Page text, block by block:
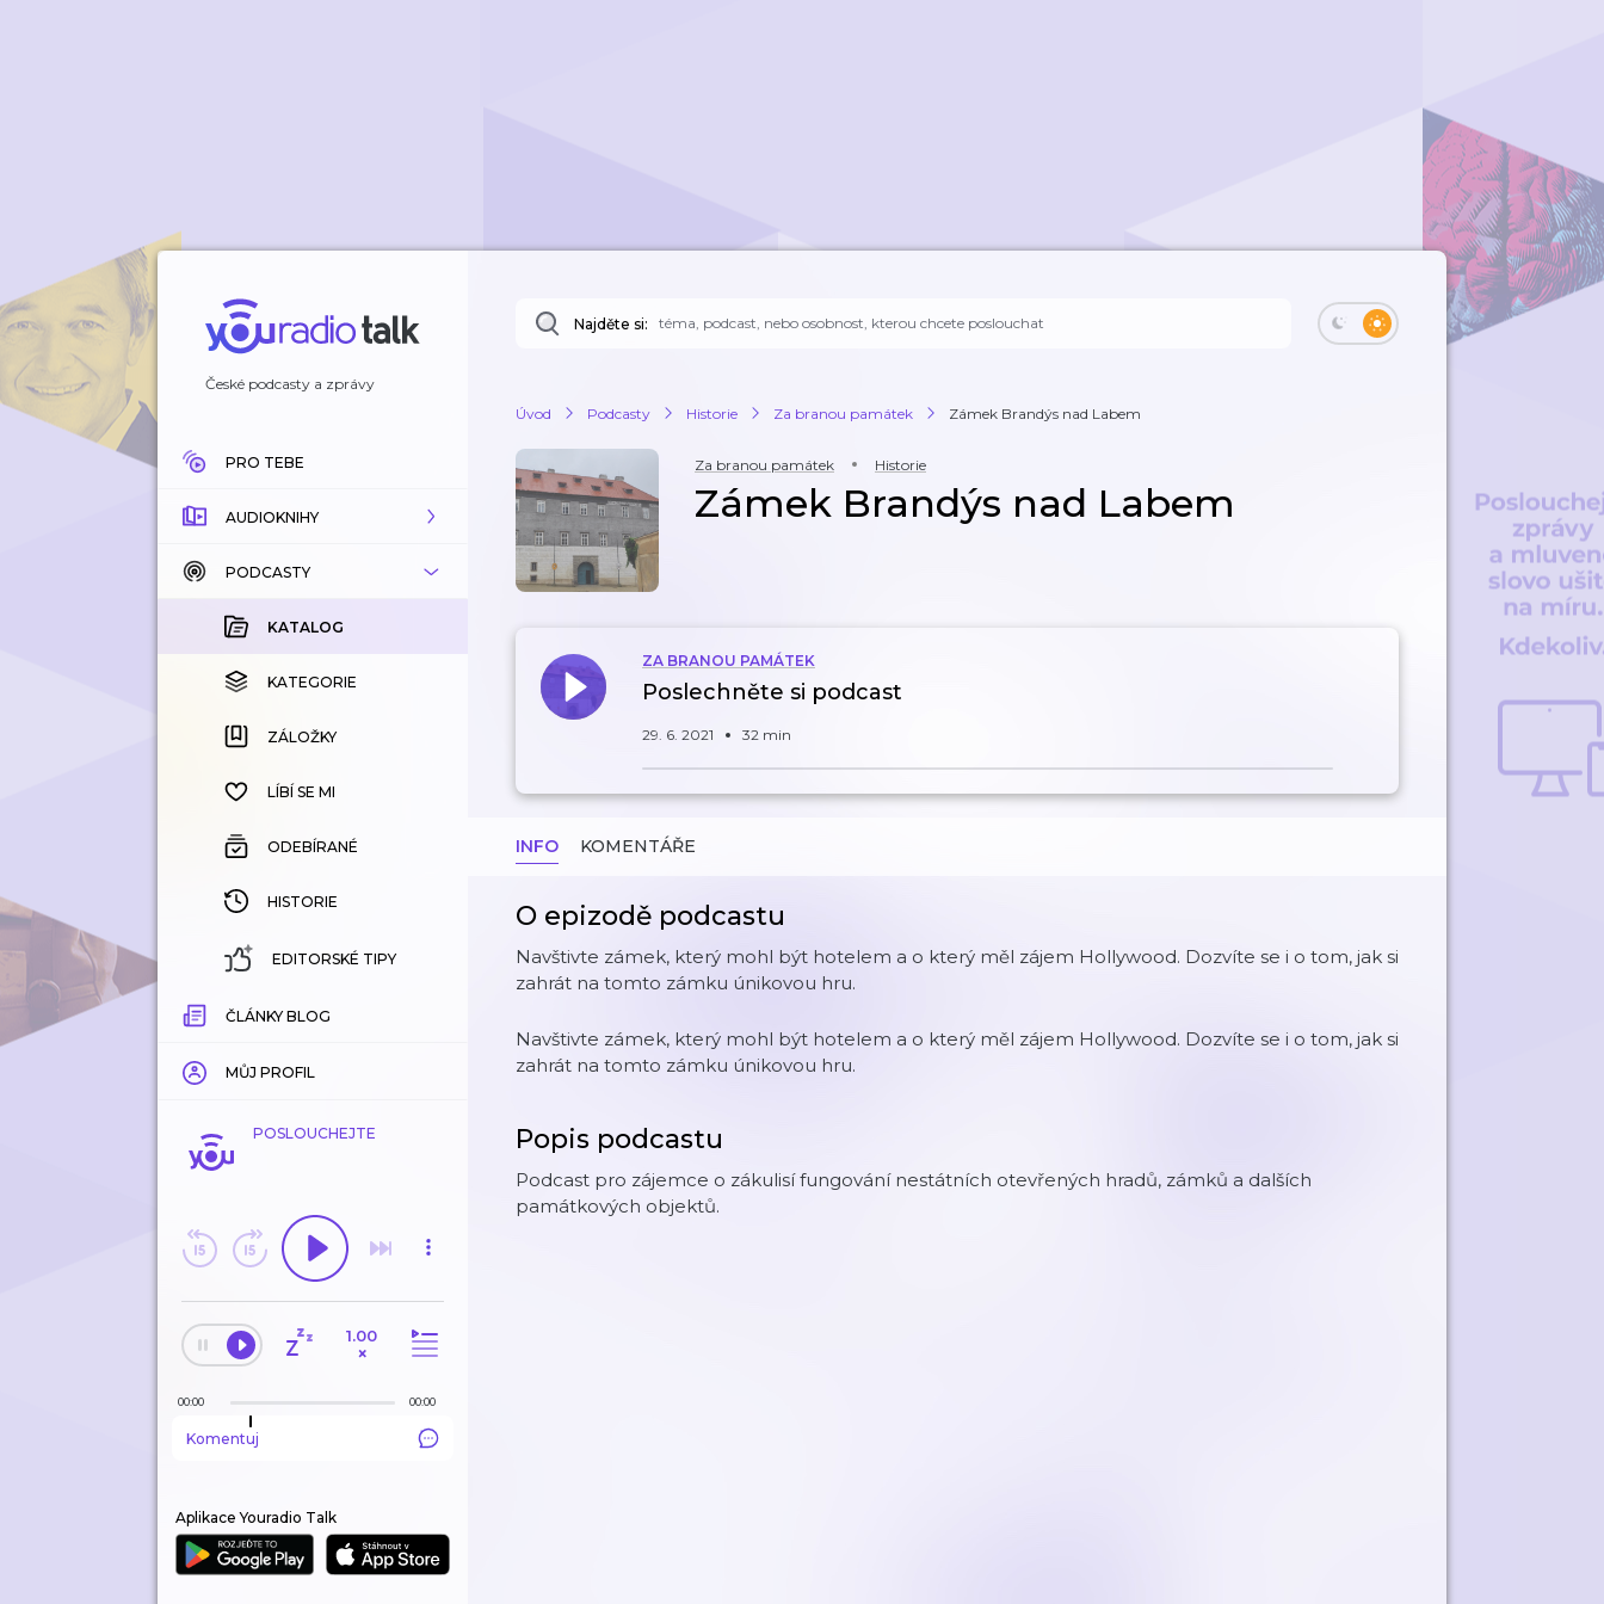
České podcasty a zprávy
PRO TEBE
AUDIOKNIHY
KATALOG
KOUPENÉ
KATEGORIE
ZÁLOŽKY
HISTORIE
PODCASTY
KATALOG
KATEGORIE
ZÁLOŽKY
LÍBÍ SE MI
ODEBÍRANÉ
HISTORIE
EDITORSKÉ TIPY
ČLÁNKY BLOG
MŮJ PROFIL
POSLOUCHEJTE
1.00
×
00:00 00:00
Komentuj
Aplikace Youradio Talk
Najděte si:
Úvod Podcasty Historie Za branou památek Zámek Brandýs nad Labem
Za branou památek Historie
Zámek Brandýs nad Labem
ZA BRANOU PAMÁTEK
Poslechněte si podcast
29. 6. 2021 32 min
INFO KOMENTÁŘE
O epizodě podcastu
Navštivte zámek, který mohl být hotelem a o který měl zájem Hollywood. Dozvíte se i o tom, jak si
zahrát na tomto zámku únikovou hru.
Navštivte zámek, který mohl být hotelem a o který měl zájem Hollywood. Dozvíte se i o tom, jak si
zahrát na tomto zámku únikovou hru.
Popis podcastu
Podcast pro zájemce o zákulisí fungování nestátních otevřených hradů, zámků a dalších
památkových objektů.